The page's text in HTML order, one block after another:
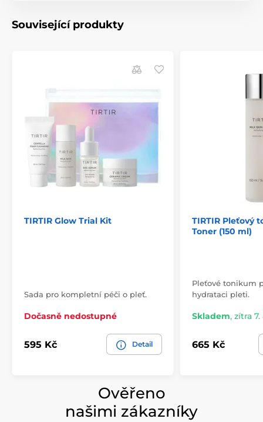
Související produkty
TIRTIR Glow Trial Kit
Sada pro kompletní péči o pleť.
Dočasně nedostupné
595 Kč Detail
TIRTIR Pleťový
Toner (150 ml)
Pleťové tonikum
hydrataci pleti.
Skladem, zítra 7.
665 Kč
Ověřeno
našimi zákazníky